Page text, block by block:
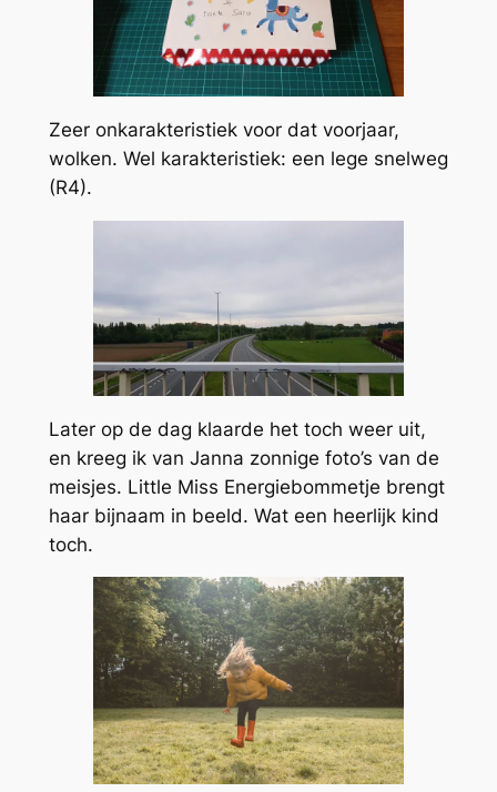
Zeer onkarakteristiek voor dat voorjaar,
wolken. Wel karakteristiek: een lege snelweg
(R4).
Later op de dag klaarde het toch weer uit,
en kreeg ik van Janna zonnige foto’s van de
meisjes. Little Miss Energiebommetje brengt
haar bijnaam in beeld. Wat een heerlijk kind
toch.